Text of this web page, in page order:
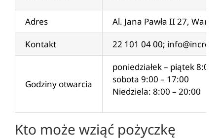
Adres
Al. Jana Pawła II 27,
Kontakt
22 101 04 00;
Godziny otwarcia
poniedziałek – piątek 8:00-
sobota 9:00 – 17:00
Niedziela: 8:00 – 20:00
Kto może wziąć pożyczkę